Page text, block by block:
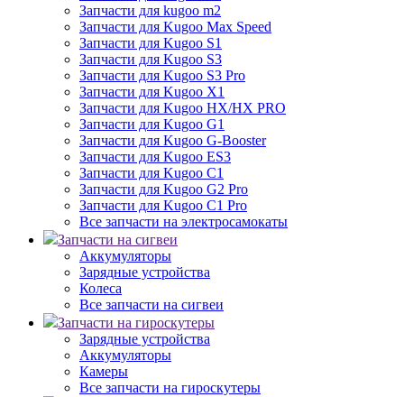
Запчасти для kugoo m2
Запчасти для Kugoo Max Speed
Запчасти для Kugoo S1
Запчасти для Kugoo S3
Запчасти для Kugoo S3 Pro
Запчасти для Kugoo X1
Запчасти для Kugoo HX/HX PRO
Запчасти для Kugoo G1
Запчасти для Kugoo G-Booster
Запчасти для Kugoo ES3
Запчасти для Kugoo C1
Запчасти для Kugoo G2 Pro
Запчасти для Kugoo C1 Pro
Все запчасти на электросамокаты
Запчасти на сигвеи
Аккумуляторы
Зарядные устройства
Колеса
Все запчасти на сигвеи
Запчасти на гироскутеры
Зарядные устройства
Аккумуляторы
Камеры
Все запчасти на гироскутеры